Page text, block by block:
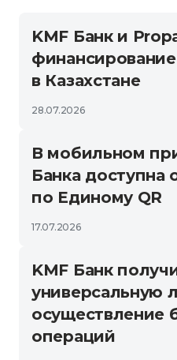
KMF Банк и
в Казахстане
28.07.2026
В мобильном
Банка доступна
по Единому QR
17.07.2026
KMF Банк
универсальную
осуществление
операций